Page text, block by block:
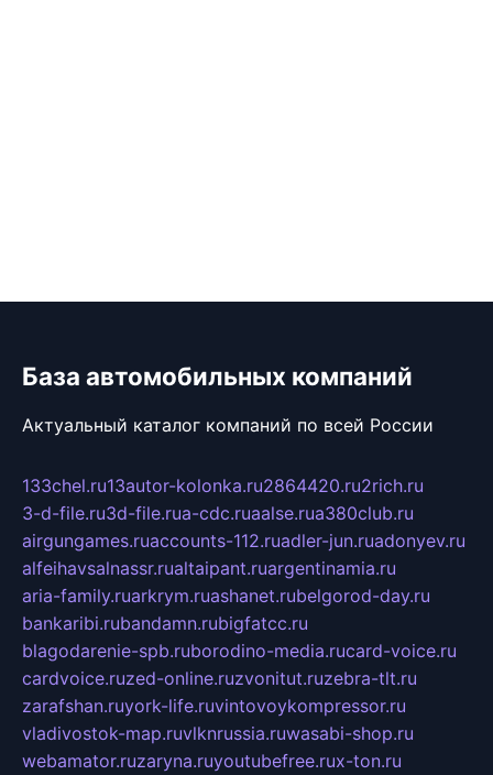
База автомобильных компаний
Актуальный каталог компаний по всей России
133chel.ru13autor-kolonka.ru2864420.ru2rich.ru
3-d-file.ru3d-file.rua-cdc.ruaalse.rua380club.ru
airgungames.ruaccounts-112.ruadler-jun.ruadonyev.ru
alfeihavsalnassr.rualtaipant.ruargentinamia.ru
aria-family.ruarkrym.ruashanet.rubelgorod-day.ru
bankaribi.rubandamn.rubigfatcc.ru
blagodarenie-spb.ruborodino-media.rucard-voice.ru
cardvoice.ruzed-online.ruzvonitut.ruzebra-tlt.ru
zarafshan.ruyork-life.ruvintovoykompressor.ru
vladivostok-map.ruvlknrussia.ruwasabi-shop.ru
webamator.ruzaryna.ruyoutubefree.rux-ton.ru